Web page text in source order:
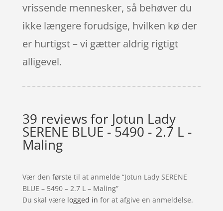
vrissende mennesker, så behøver du
ikke længere forudsige, hvilken kø der
er hurtigst – vi gætter aldrig rigtigt
alligevel.
39 reviews for Jotun Lady
SERENE BLUE - 5490 - 2.7 L -
Maling
Vær den første til at anmelde “Jotun Lady SERENE
BLUE – 5490 – 2.7 L – Maling”
Du skal være logged in for at afgive en anmeldelse.